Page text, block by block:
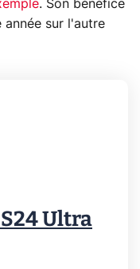
. Son bénéfice
sur l'autre
Ultra